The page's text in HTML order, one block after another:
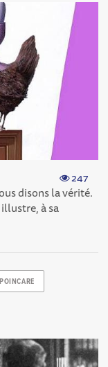
247
disons la vérité.
à sa